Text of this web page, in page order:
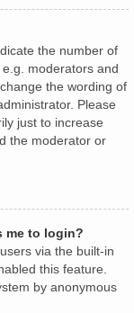
the number of
moderators and
the wording of
Please
just to increase
the moderator or
me to login?
via the built-in
this feature.
by anonymous